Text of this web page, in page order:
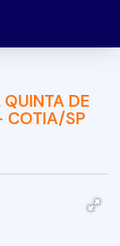
DE
COTIA/SP